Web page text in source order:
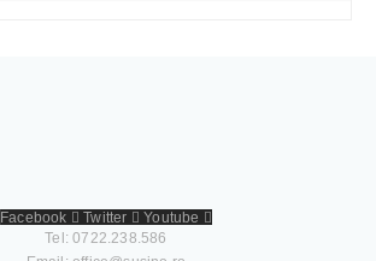
Facebook Twitter
Youtube
Tel: 0722.238.586